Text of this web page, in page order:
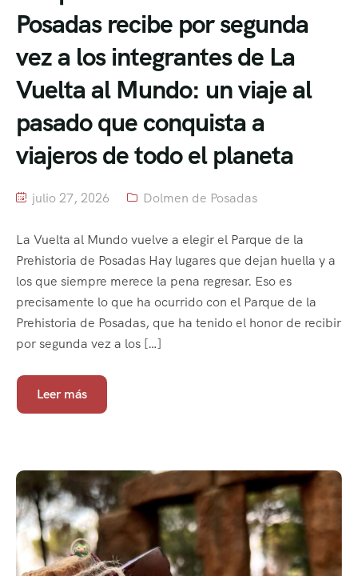
Posadas recibe por segunda
vez a los integrantes de La
Vuelta al Mundo: un viaje al
pasado que conquista a
viajeros de todo el planeta
julio 27, 2026 Dolmen de Posadas
La Vuelta al Mundo vuelve a elegir el Parque de la
Prehistoria de Posadas Hay lugares que dejan huella y a
los que siempre merece la pena regresar. Eso es
precisamente lo que ha ocurrido con el Parque de la
Prehistoria de Posadas, que ha tenido el honor de recibir
por segunda vez a los […]
Leer más